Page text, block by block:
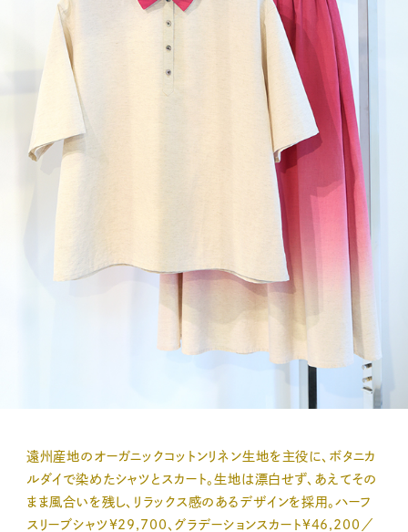
遠州産地のオーガニックコットンリネン生地を主役に、ボタニカ
ルダイで染めたシャツとスカート。生地は漂白せず、あえてその
まま風合いを残し、リラックス感のあるデザインを採用。ハーフ
スリーブシャツ¥29,700、グラデーションスカート¥46,200／